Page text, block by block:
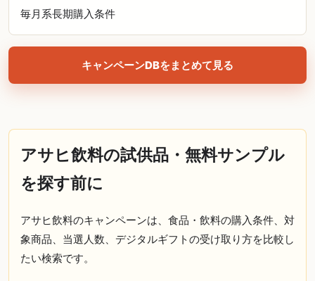
毎月系長期購入条件
キャンペーンDBをまとめて見る
アサヒ飲料の試供品・無料サンプル
を探す前に
アサヒ飲料のキャンペーンは、食品・飲料の購入条件、対
象商品、当選人数、デジタルギフトの受け取り方を比較し
たい検索です。